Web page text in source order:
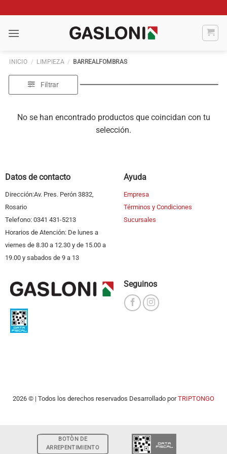
al
contenido
INICIO / LIMPIEZA / BARREALFOMBRAS
Filtrar
No se han encontrado productos que coincidan con tu
selección.
Datos de contacto
Dirección:Av. Pres. Perón 3832,
Rosario
Telefono: 0341 431-5213
Horarios de Atención: De lunes a
viernes de 8.30 a 12.30 y de 15.00 a
19.00 y sabados de 9 a 13
Ayuda
Empresa
Términos y Condiciones
Sucursales
Seguinos
2026 © | Todos los derechos reservados Desarrollado porTRIPTONGO
BOTÒN DE
ARREPENTIMIENTO